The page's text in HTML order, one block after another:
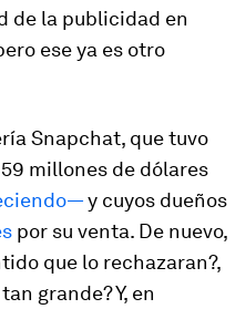
de la publicidad en
ese ya es otro
Snapchat, que tuvo
millones de dólares
y cuyos dueños
por su venta. De nuevo,
que lo rechazaran?,
grande? Y, en